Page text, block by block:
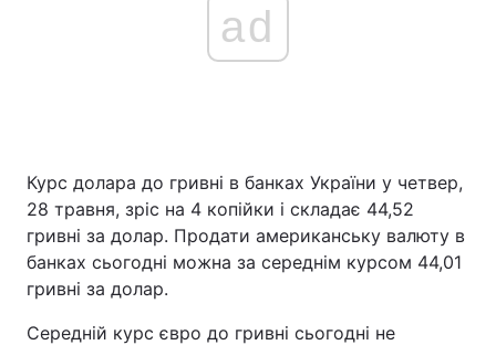
ad
Курс долара до гривні в банках України у четвер,
28 травня, зріс на 4 копійки і складає 44,52
гривні за долар. Продати американську валюту в
банках сьогодні можна за середнім курсом 44,01
гривні за долар.
Середній курс євро до гривні сьогодні не